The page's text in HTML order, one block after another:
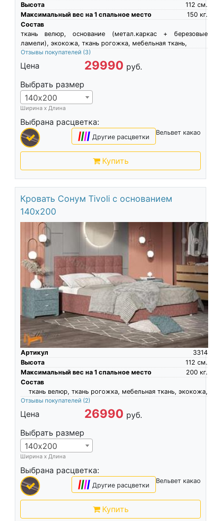
Высота
см.
112
Максимальный вес на 1 спальное место
кг.
150
Состав
ткань велюр, основание (метал.каркас + березовые
ламели), экокожа, ткань рогожка, мебельная ткань,
Отзывы покупателей (3)
Цена 29990 руб.
Выбрать размер
140х200
Ширина х Длина
Выбрана расцветка:
Вельвет какао
|||| Другие расцветки
Купить
Кровать Сонум Tivoli с основанием
140х200
Артикул
3314
Высота
см.
112
Максимальный вес на 1 спальное место
кг.
200
Состав
ткань велюр, ткань рогожка, мебельная ткань, экокожа,
Отзывы покупателей (2)
Цена 26990 руб.
Выбрать размер
140х200
Ширина х Длина
Выбрана расцветка:
Вельвет какао
|||| Другие расцветки
Купить